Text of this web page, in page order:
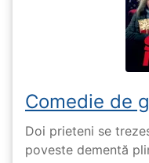
Comedie de
Doi prieteni se
poveste dementă